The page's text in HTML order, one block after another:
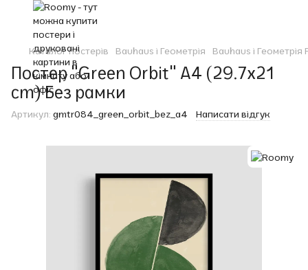
Каталог постерів Bauhaus і Геометрія Bauhaus і Геометрія
Постер "Green Orbit" A4 (29.7x21
cm) Без рамки
Артикул: gmtr084_green_orbit_bez_a4 Написати відгук